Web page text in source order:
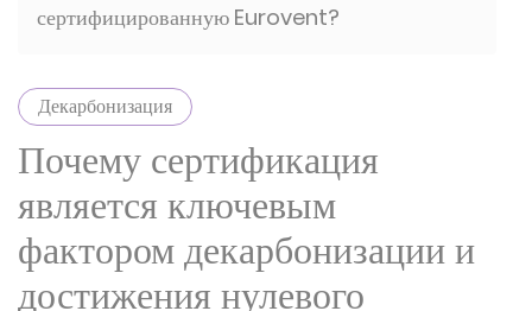
сертифицированную Eurovent?
Декарбонизация
Почему сертификация
является ключевым
фактором декарбонизации и
достижения нулевого